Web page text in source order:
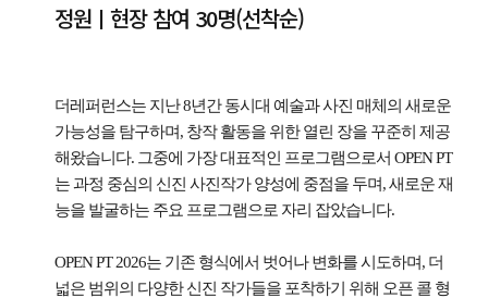
정원ㅣ현장 참여 30명(선착순)
더레퍼런스는 지난 8년간 동시대 예술과 사진 매체의 새로운
가능성을 탐구하며, 창작 활동을 위한 열린 장을 꾸준히 제공
해왔습니다. 그중에 가장 대표적인 프로그램으로서 OPEN PT
는 과정 중심의 신진 사진작가 양성에 중점을 두며, 새로운 재
능을 발굴하는 주요 프로그램으로 자리 잡았습니다.
OPEN PT 2026는 기존 형식에서 벗어나 변화를 시도하며, 더
넓은 범위의 다양한 신진 작가들을 포착하기 위해 오픈 콜 형